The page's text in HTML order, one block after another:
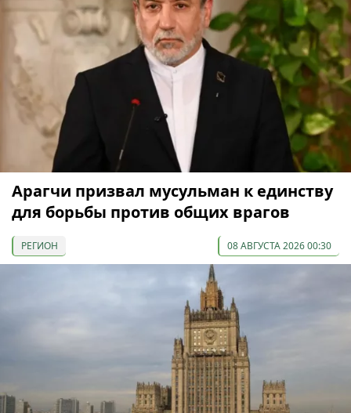
Арагчи призвал мусульман к единству
для борьбы против общих врагов
РЕГИОН 08 АВГУСТА 2026 00:30